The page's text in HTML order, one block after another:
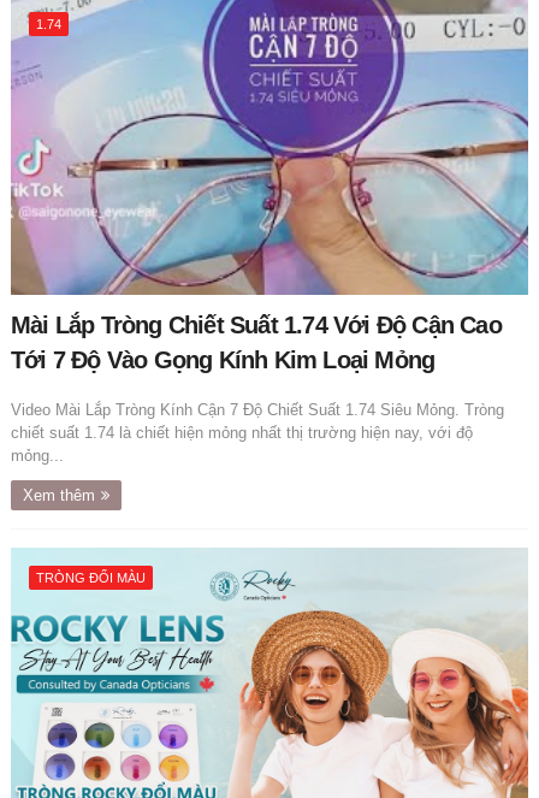
1.74
Mài Lắp Tròng Chiết Suất 1.74 Với Độ Cận Cao
Tới 7 Độ Vào Gọng Kính Kim Loại Mỏng
Video Mài Lắp Tròng Kính Cận 7 Độ Chiết Suất 1.74 Siêu Mỏng. Tròng
chiết suất 1.74 là chiết hiện mỏng nhất thị trường hiện nay, với độ
mỏng...
Xem thêm
TRÒNG ĐỔI MÀU